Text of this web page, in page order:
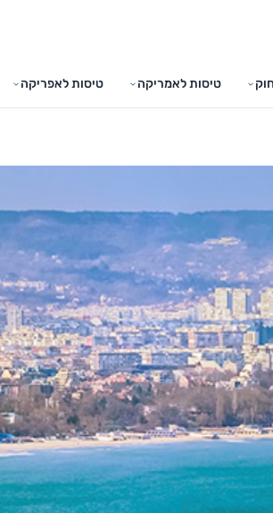
טיסות לאמריקה טיסות לאפריקה